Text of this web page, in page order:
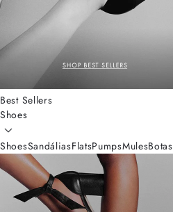
Best Sellers
Shoes
ShoesSandáliasFlatsPumpsMulesBotas